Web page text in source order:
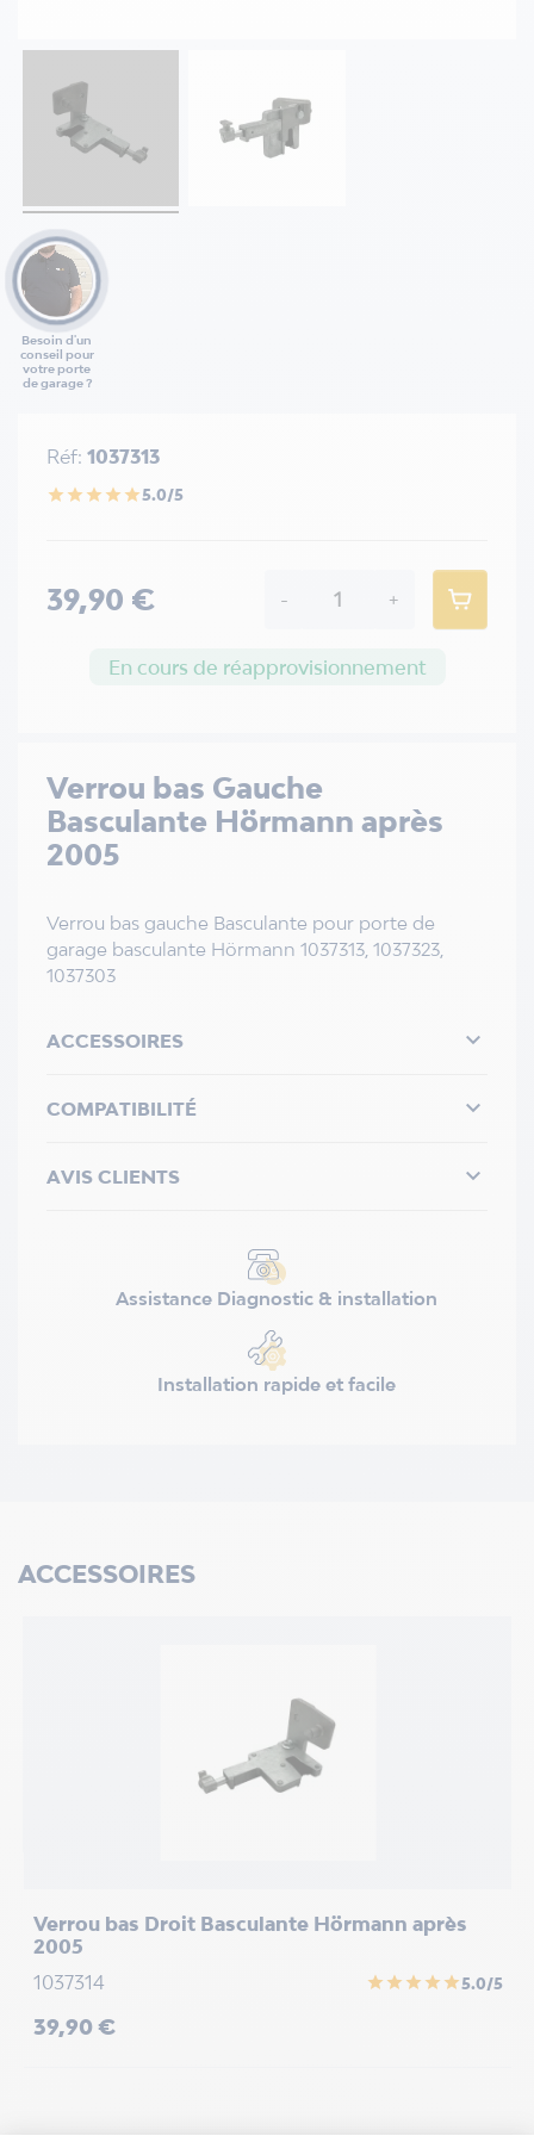
Besoin d'un
conseil pour
votre porte
de garage ?
Verrou bas Gauche
Basculante Hörmann après
2005
Verrou bas gauche Basculante pour porte de
garage basculante Hörmann 1037313, 1037323,
1037303
ACCESSOIRES 
COMPATIBILITÉ 
AVIS CLIENTS 
Assistance Diagnostic & installation
Installation rapide et facile
Réf: 1037313
star star star star star5.0/5
39,90 € - +
En cours de réapprovisionnement
ACCESSOIRES
Verrou bas Droit Basculante Hörmann après
2005
1037314
star star star star star5.0/5
Prix
39,90 €